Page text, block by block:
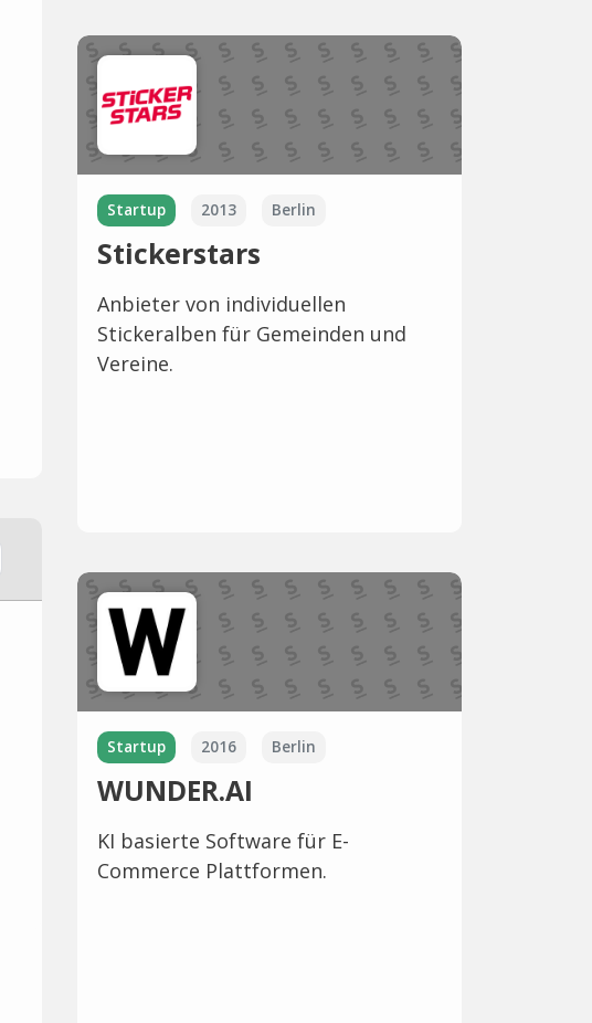
Startup 2013 Berlin
Stickerstars
Anbieter von individuellen
Stickeralben für Gemeinden und
Vereine.
Startup 2016 Berlin
WUNDER.AI
KI basierte Software für E-
Commerce Plattformen.